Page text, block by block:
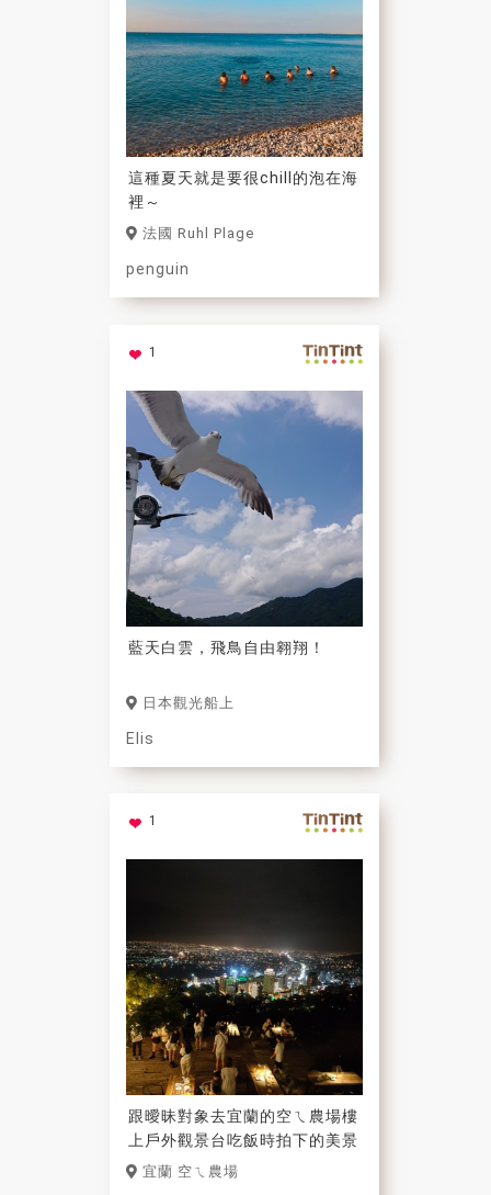
這種夏天就是要很chill的泡在海
裡～
法國 Ruhl Plage
penguin
1
藍天白雲，飛鳥自由翱翔！
日本觀光船上
Elis
1
跟曖昧對象去宜蘭的空ㄟ農場樓
上戶外觀景台吃飯時拍下的美景
宜蘭 空ㄟ農場